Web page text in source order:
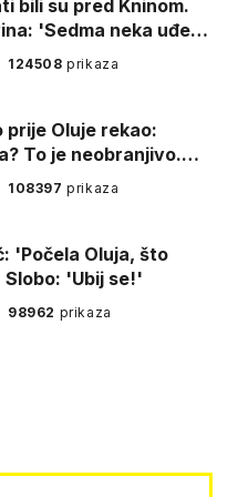
pred Kninom.
'Sedma neka uđe,
neka g…
124508prikaza
prije Oluje rekao:
To je neobranjivo.
zvao Krivousti'
108397prikaza
'Počela Oluja, što
Slobo: 'Ubij se!'
98962 prikaza